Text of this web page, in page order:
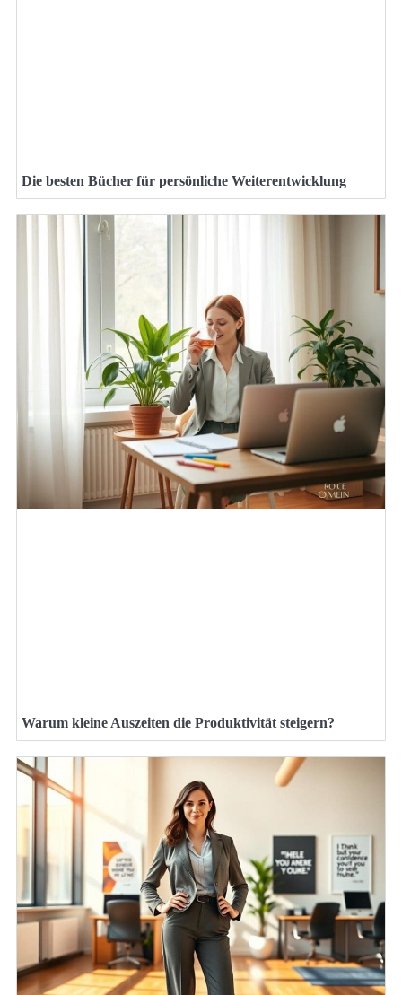
Die besten Bücher für persönliche Weiterentwicklung
Warum kleine Auszeiten die Produktivität steigern?